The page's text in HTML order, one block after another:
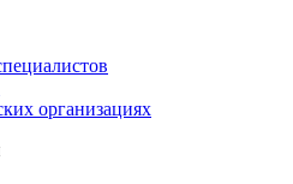
организациях